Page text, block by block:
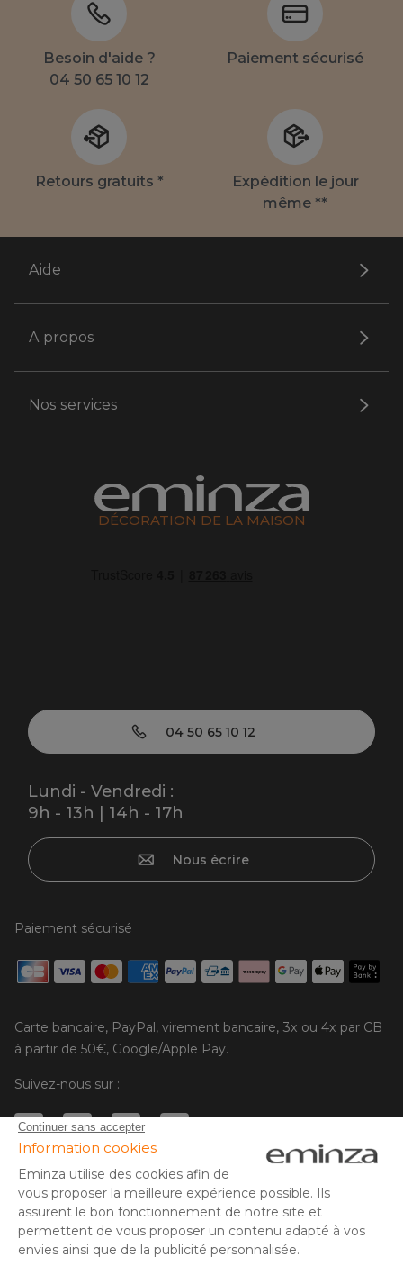
Besoin d'aide ?
04 50 65 10 12
Paiement sécurisé
Retours gratuits *
Expédition le jour
même **
Aide
A propos
Nos services
DÉCORATION DE LA MAISON
04 50 65 10 12
Lundi - Vendredi :
9h - 13h | 14h - 17h
Nous écrire
Paiement sécurisé
Carte bancaire, PayPal, virement bancaire, 3x ou 4x par CB
à partir de 50€, Google/Apple Pay.
Suivez-nous sur :
© Copyright 2025 Eminza | Tous droits réservés |
ESPAÑA
ITALIE
DEUTSCHLAND
FRA
* Vous disposez de 30 jours (à compter de la réception ou du